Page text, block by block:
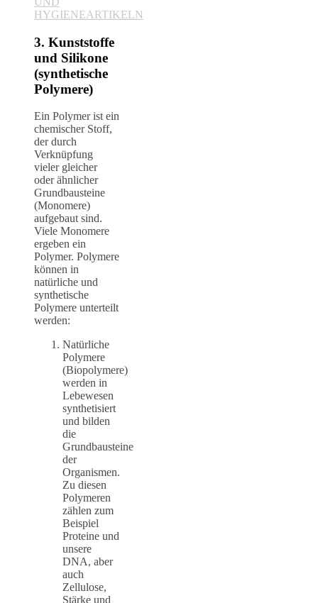
HYGIENEARTIKELN
3. Kunststoffe
und Silikone
(synthetische
Polymere)
Ein Polymer ist ein
chemischer Stoff,
der durch
Verknüpfung
vieler gleicher
oder ähnlicher
Grundbausteine
(Monomere)
aufgebaut sind.
Viele Monomere
ergeben ein
Polymer. Polymere
können in
natürliche und
synthetische
Polymere unterteilt
werden:
Natürliche
Polymere
(Biopolymere)
werden in
Lebewesen
synthetisiert
und bilden
die
Grundbausteine
der
Organismen.
Zu diesen
Polymeren
zählen zum
Beispiel
Proteine und
unsere
DNA, aber
auch
Zellulose,
Stärke und